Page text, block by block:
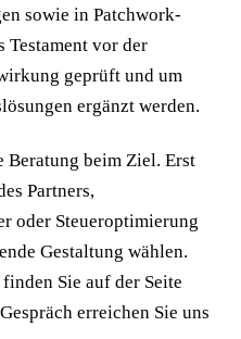
sowie in Patchwork-
Testament vor der
geprüft und um
ergänzt werden.
beim Ziel. Erst
Partners,
oder Steueroptimierung
Gestaltung wählen.
Sie auf der Seite
erreichen Sie uns